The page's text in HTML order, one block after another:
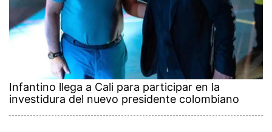
Infantino llega a Cali para participar en la
investidura del nuevo presidente colombiano